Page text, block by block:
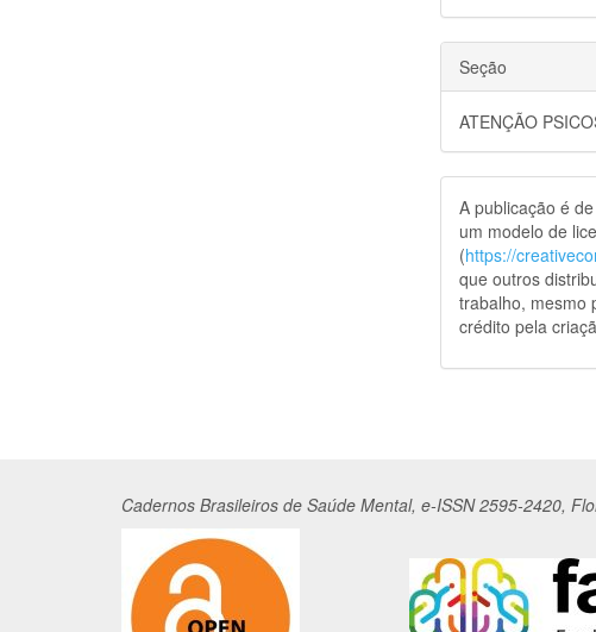
Seção
ATENÇÃO
A publicação é
um modelo de
(https://
que outros
trabalho, mesmo
crédito pela
Cadernos Brasileiros de Saúde Mental, e-ISSN 2595-2420,